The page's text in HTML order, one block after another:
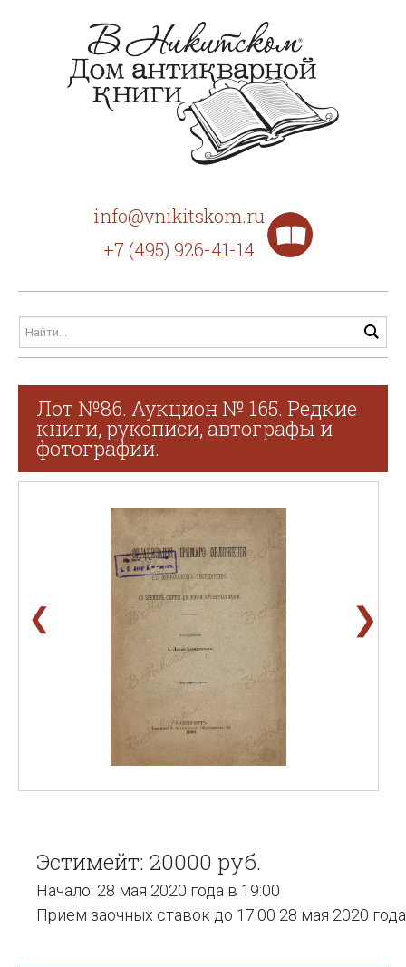
info@vnikitskom.ru
+7 (495) 926-41-14
Лот №86. Аукцион № 165. Редкие
книги, рукописи, автографы и
фотографии.
❮ ❯
Эстимейт: 20000 руб.
Начало: 28 мая 2020 года в 19:00
Прием заочных ставок до 17:00 28 мая 2020 года